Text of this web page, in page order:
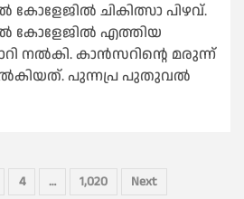
ചികിത്സാ പിഴവ്.
കോളേജിൽ എത്തിയ
നൽകി. കാൻസറിന്റെ മരുന്ന്
പുന്നപ്ര പുതുവൽ
4 … 1,020 Next